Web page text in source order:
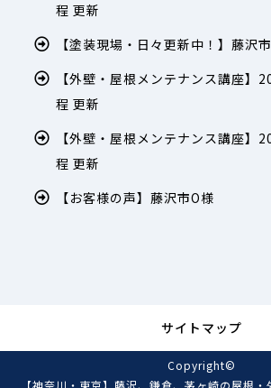
程 更新
【塗装現場・日々更新中！】藤沢
【外壁・屋根メンテナンス講座】
程 更新
【外壁・屋根メンテナンス講座】
程 更新
【お客様の声】藤沢市O様
サイトマップ
Copyright©